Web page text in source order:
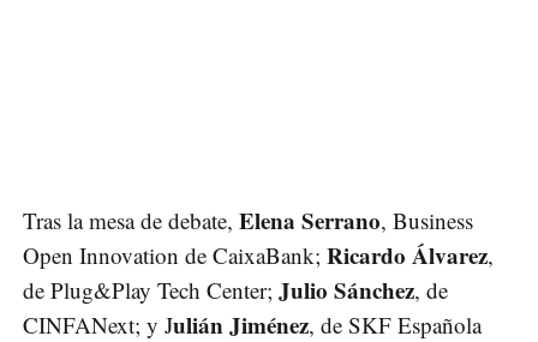
Tras la mesa de debate, Elena Serrano, Business
Open Innovation de CaixaBank; Ricardo Álvarez,
de Plug&Play Tech Center; Julio Sánchez, de
CINFANext; y Julián Jiménez, de SKF Española